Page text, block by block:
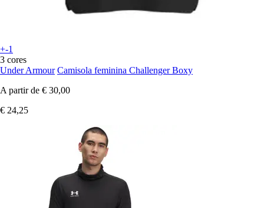
+-1
3 cores
Under Armour Camisola feminina Challenger Boxy
A partir de € 30,00
€ 24,25